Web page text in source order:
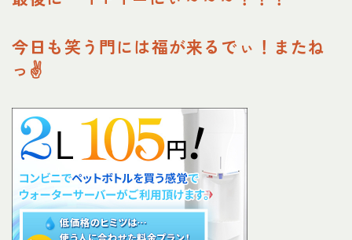
今日も笑う門には福が来るでぃ！またね
っ✌